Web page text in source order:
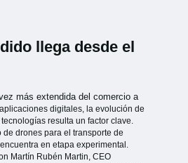
llega desde el
más extendida del comercio a
digitales, la evolución de
resulta un factor clave.
de drones para el transporte de
en etapa experimental.
Martín Rubén Martin, CEO